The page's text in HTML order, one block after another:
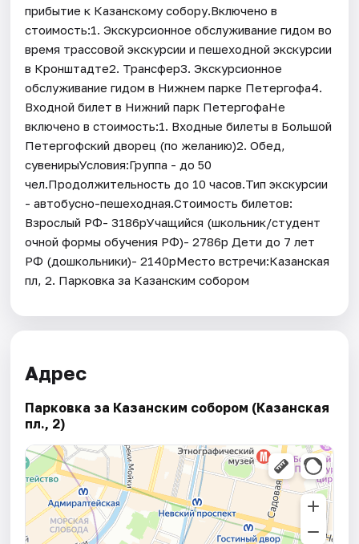
прибытие к Казанскому собору.Включено в
стоимость:1. Экскурсионное обслуживание гидом во
время трассовой экскурсии и пешеходной экскурсии
в Кронштадте2. Трансфер3. Экскурсионное
обслуживание гидом в Нижнем парке Петергофа4.
Входной билет в Нижний парк ПетергофаНе
включено в стоимость:1. Входные билеты в Большой
Петергофский дворец (по желанию)2. Обед,
сувенирыУсловия:Группа - до 50
чел.Продолжительность до 10 часов.Тип экскурсии
- автобусно-пешеходная.Стоимость билетов:
Взрослый РФ- 3186рУчащийся (школьник/студент
очной формы обучения РФ)- 2786р Дети до 7 лет
РФ (дошкольники)- 2140рМесто встречи:Казанская
пл, 2. Парковка за Казанским собором
Адрес
Парковка за Казанским собором (Казанская
пл., 2)